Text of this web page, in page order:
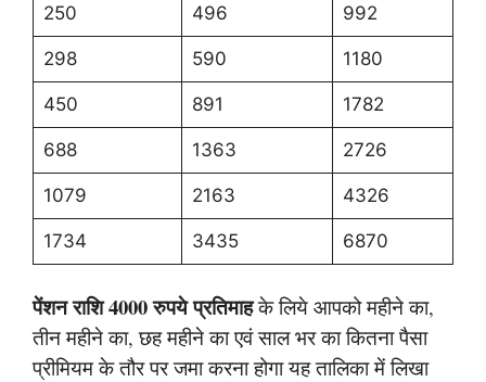
250 496 992
298 590 1180
450 891 1782
688 1363 2726
1079 2163 4326
1734 3435 6870
पेंशन राशि 4000 रुपये प्रतिमाहके लिये आपको महीने का,
तीन महीने का, छह महीने का एवं साल भर का कितना पैसा
प्रीमियम के तौर पर जमा करना होगा यह तालिका में लिखा